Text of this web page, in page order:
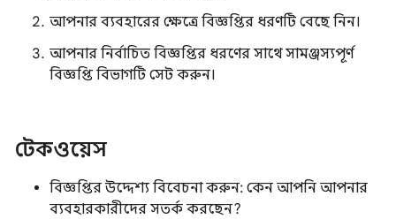
আপনার ব্যবহারের ক্ষেত্রে বিজ্ঞপ্তির ধরণটি বেছে নিন।
আপনার নির্বাচিত বিজ্ঞপ্তির ধরণের সাথে সামঞ্জস্যপূর্ণ
বিজ্ঞপ্তি বিভাগটি সেট করুন।
টেকওয়েস
বিজ্ঞপ্তির উদ্দেশ্য বিবেচনা করুন: কেন আপনি আপনার
ব্যবহারকারীদের সতর্ক করছেন?